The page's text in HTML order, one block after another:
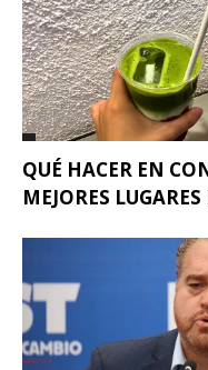
QUÉ HACER EN
MEJORES